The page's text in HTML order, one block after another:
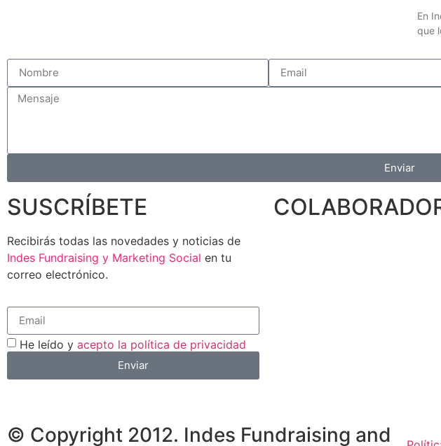
En
que
Enviar
SUSCRÍBETE
Recibirás todas las novedades y noticias de
Indes Fundraising y Marketing Social en tu
correo electrónico.
He leído y acepto la política de privacidad
Enviar
© Copyright 2012. Indes Fundraising and